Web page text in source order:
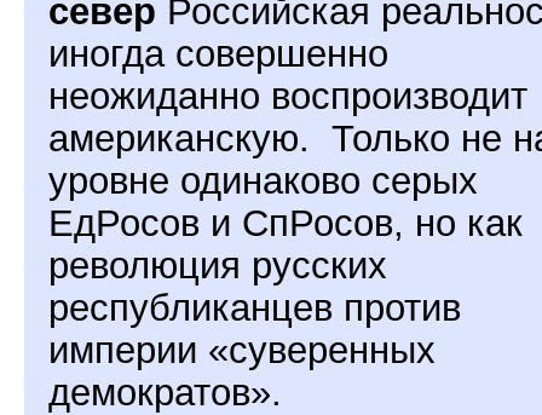
север Российская
иногда совершенно
неожиданно воспроизводит
американскую. Только не
уровне одинаково серых
ЕдРосов и СпРосов, но как
революция русских
республиканцев против
империи «суверенных
демократов».